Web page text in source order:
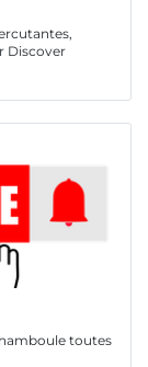
Discover
toutes